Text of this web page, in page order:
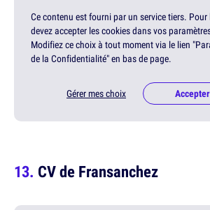
Ce contenu est fourni par un service tiers.
devez accepter les cookies dans vos
Modifiez ce choix à tout moment via le lien
de la Confidentialité" en bas de page.
Gérer mes choix
CV de Fransanchez